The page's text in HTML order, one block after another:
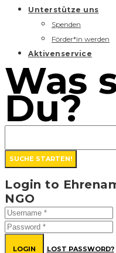
Unterstütze uns
Spenden
Förder*in werden
Aktivenservice
Was
Du?
Login to
NGO
LOGIN LOST PASSWORD?